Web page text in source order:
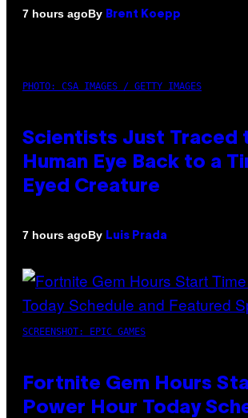
7 hours agoBy Brent Koepp
PHOTO: CSA IMAGES / GETTY IMAGES
Scientists Just Traced
Human Eye Back to a
Eyed Creature
7 hours agoBy Luis Prada
SCREENSHOT: EPIC GAMES
Fortnite Gem Hours
Power Hour Today